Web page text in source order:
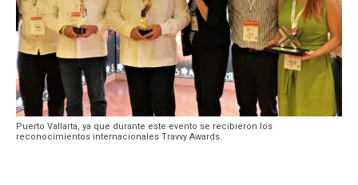
Puerto Vallarta, ya que durante este evento se recibieron los
reconocimientos internacionales Travvy Awards.